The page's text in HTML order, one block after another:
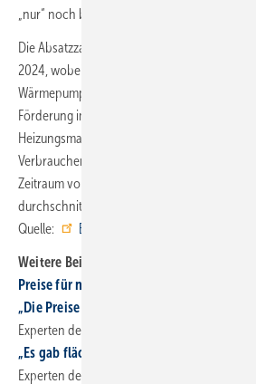
„nur“ noch bei 8,9 %.
Die Absatzzahlen der Wärmeerzeuger
2024, wobei der Erdgas-Brennwertkessel
Wärmepumpe verliert. Die seit Anfang 2024
Förderung im Rahmen der BEG hat also nicht
Heizungsmarktes beigetragen. Und die
Verbraucher bleibt bis heute bestehen. Die
Zeitraum von Juni 2024 bis Mai 2025 ging
durchschnittlich 5,3 %. ■
Quelle:
Energieberatung der
Weitere Beiträge zum Heiztechnik-
Preise für neue Heizungen in 5 Jahren um
„Die Preise für den Heizungstausch sind
Experten der Energieberatung der
„Es gab flächen­deckend starke
Experten der Energieberatung der